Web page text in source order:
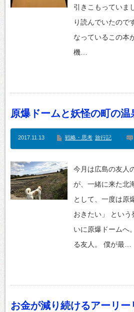
引きこもっていま
り読んでいたので
なっているこの本
機…
原爆ドームと妖怪の町の温
2017.11.13 戦略・思考 旅行記
今月は広島の友人
が、一緒に来た北
として、一度は原
おきたい」 という
いに原爆ドームへ
る友人。 僕が最…
お金が減り続けるアーリ